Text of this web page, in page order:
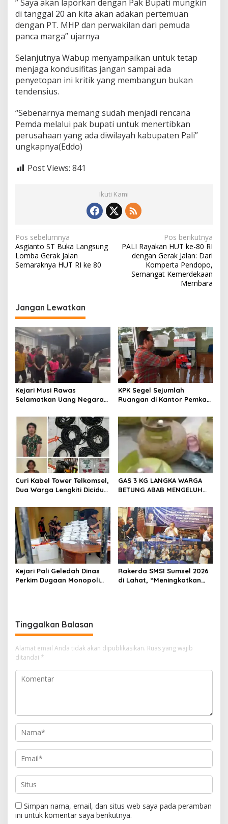
” Saya akan laporkan dengan Pak Bupati mungkin
di tanggal 20 an kita akan adakan pertemuan
dengan PT. MHP dan perwakilan dari pemuda
panca marga” ujarnya
Selanjutnya Wabup menyampaikan untuk tetap
menjaga kondusifitas jangan sampai ada
penyetopan ini kritik yang membangun bukan
tendensius.
“Sebenarnya memang sudah menjadi rencana
Pemda melalui pak bupati untuk menertibkan
perusahaan yang ada diwilayah kabupaten Pali”
ungkapnya(Eddo)
Post Views: 841
Ikuti Kami
N
a
v
a
s
i
p
o
s
Pos sebelumnya
Asgianto ST Buka Langsung
Lomba Gerak Jalan
Semaraknya HUT RI ke 80
Pos berikutnya
PALI Rayakan HUT ke-80 RI
dengan Gerak Jalan: Dari
Komperta Pendopo,
Semangat Kemerdekaan
Membara
Jangan Lewatkan
Kejari Musi Rawas
Selamatkan Uang Negara
KPK Segel Sejumlah
Ruangan di Kantor Pemkab
Ruang Kerja Bupati
Curi Kabel Tower Telkomsel,
Dua Warga Lengkiti Diciduk
GAS 3 KG LANGKA WARGA
BETUNG ABAB MENGELUH
CARI GAS 3 KG
Kejari Pali Geledah Dinas
Perkim Dugaan Monopoli
Rakerda SMSI Sumsel 2026
di Lahat, “Meningkatkan
Tinggalkan Balasan
Alamat email Anda tidak akan dipublikasikan. Ruas yang wajib
ditandai *
Simpan nama, email, dan situs web saya pada peramban
ini untuk komentar saya berikutnya.